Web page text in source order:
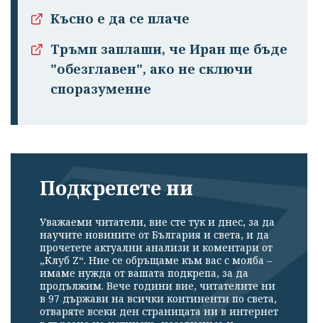
Късно е да се плаче
Тръмп заплаши, че Иран ще бъде
"обезглавен", ако не сключи
споразумение
Подкрепете ни
Уважаеми читатели, вие сте тук и днес, за да
научите новините от България и света, и да
прочетете актуални анализи и коментари от
„Клуб Z“. Ние се обръщаме към вас с молба –
имаме нужда от вашата подкрепа, за да
продължим. Вече години вие, читателите ни
в 97 държави на всички континенти по света,
отваряте всеки ден страницата ни в интернет